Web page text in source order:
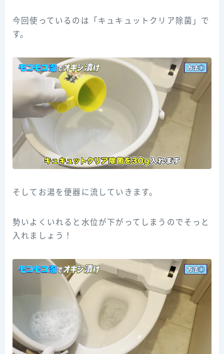
今回使っているのは「キュキュットクリア除菌」で
す。
そしてお湯を便器に流していきます。
勢いよくいれると水位が下がってしまうのでそっと
入れましょう！